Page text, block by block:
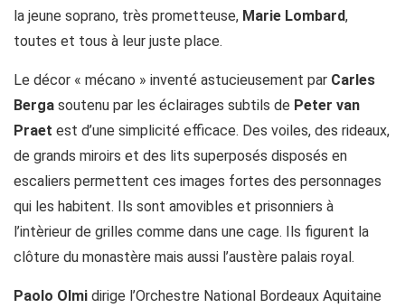
la jeune soprano, très prometteuse, Marie Lombard,
toutes et tous à leur juste place.
Le décor « mécano » inventé astucieusement par Carles
Berga soutenu par les éclairages subtils de Peter van
Praet est d’une simplicité efficace. Des voiles, des rideaux,
de grands miroirs et des lits superposés disposés en
escaliers permettent ces images fortes des personnages
qui les habitent. Ils sont amovibles et prisonniers à
l’intèrieur de grilles comme dans une cage. Ils figurent la
clôture du monastère mais aussi l’austère palais royal.
Paolo Olmi dirige l’Orchestre National Bordeaux Aquitaine